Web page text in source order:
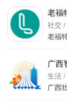
老福
社交 /
广西
版
生活 /